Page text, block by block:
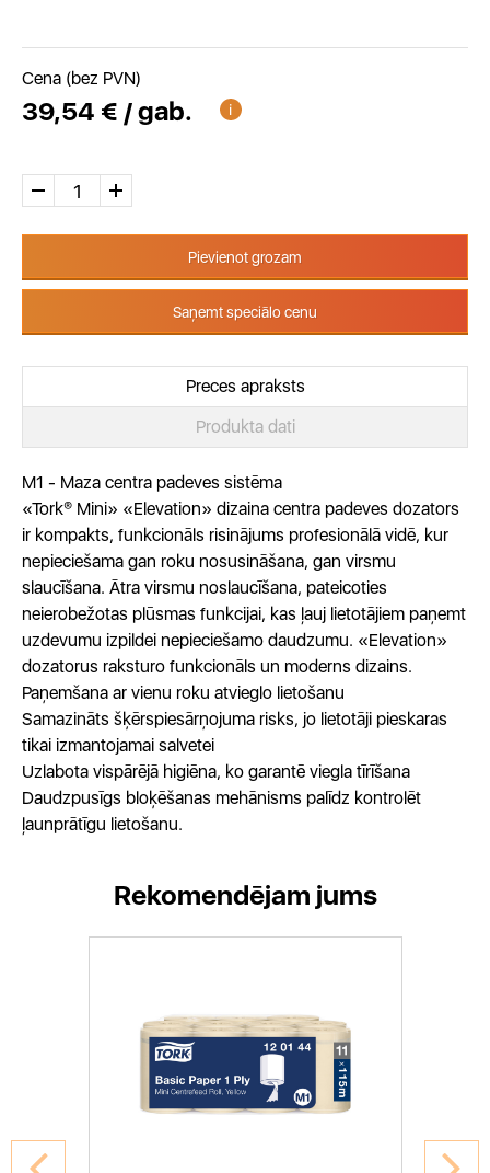
Cena (bez PVN)
39,54 € / gab.
Pievienot grozam
Saņemt speciālo cenu
Preces apraksts
Produkta dati
M1 - Maza centra padeves sistēma
«Tork® Mini» «Elevation» dizaina centra padeves dozators
ir kompakts, funkcionāls risinājums profesionālā vidē, kur
nepieciešama gan roku nosusināšana, gan virsmu
slaucīšana. Ātra virsmu noslaucīšana, pateicoties
neierobežotas plūsmas funkcijai, kas ļauj lietotājiem paņemt
uzdevumu izpildei nepieciešamo daudzumu. «Elevation»
dozatorus raksturo funkcionāls un moderns dizains.
Paņemšana ar vienu roku atvieglo lietošanu
Samazināts šķērspiesārņojuma risks, jo lietotāji pieskaras
tikai izmantojamai salvetei
Uzlabota vispārējā higiēna, ko garantē viegla tīrīšana
Daudzpusīgs bloķēšanas mehānisms palīdz kontrolēt
ļaunprātīgu lietošanu.
Rekomendējam jums